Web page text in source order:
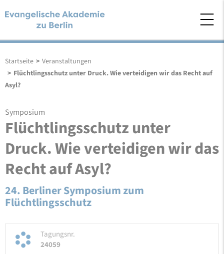
Startseite > Veranstaltungen
> Flüchtlingsschutz unter Druck. Wie verteidigen wir das Recht auf
Asyl?
Symposium
Flüchtlingsschutz unter
Druck. Wie verteidigen wir das
Recht auf Asyl?
24. Berliner Symposium zum
Flüchtlingsschutz
Tagungsnr.
24059